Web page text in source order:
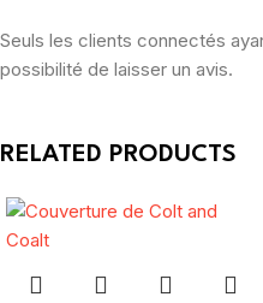
Seuls les clients connectés
possibilité de laisser un avis.
RELATED PRODUCTS